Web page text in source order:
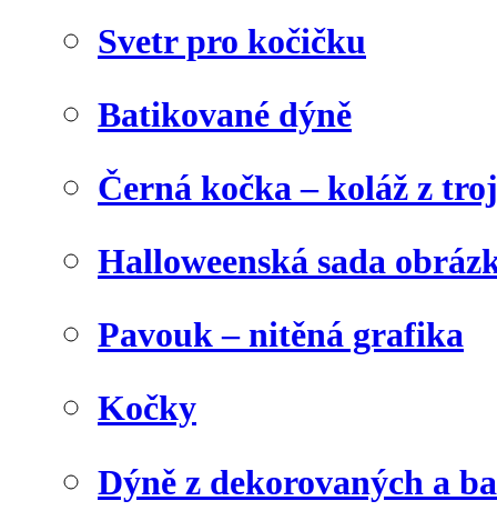
Svetr pro kočičku
Batikované dýně
Černá kočka – koláž z
Halloweenská sada
Pavouk – nitěná grafika
Kočky
Dýně z dekorovaných a